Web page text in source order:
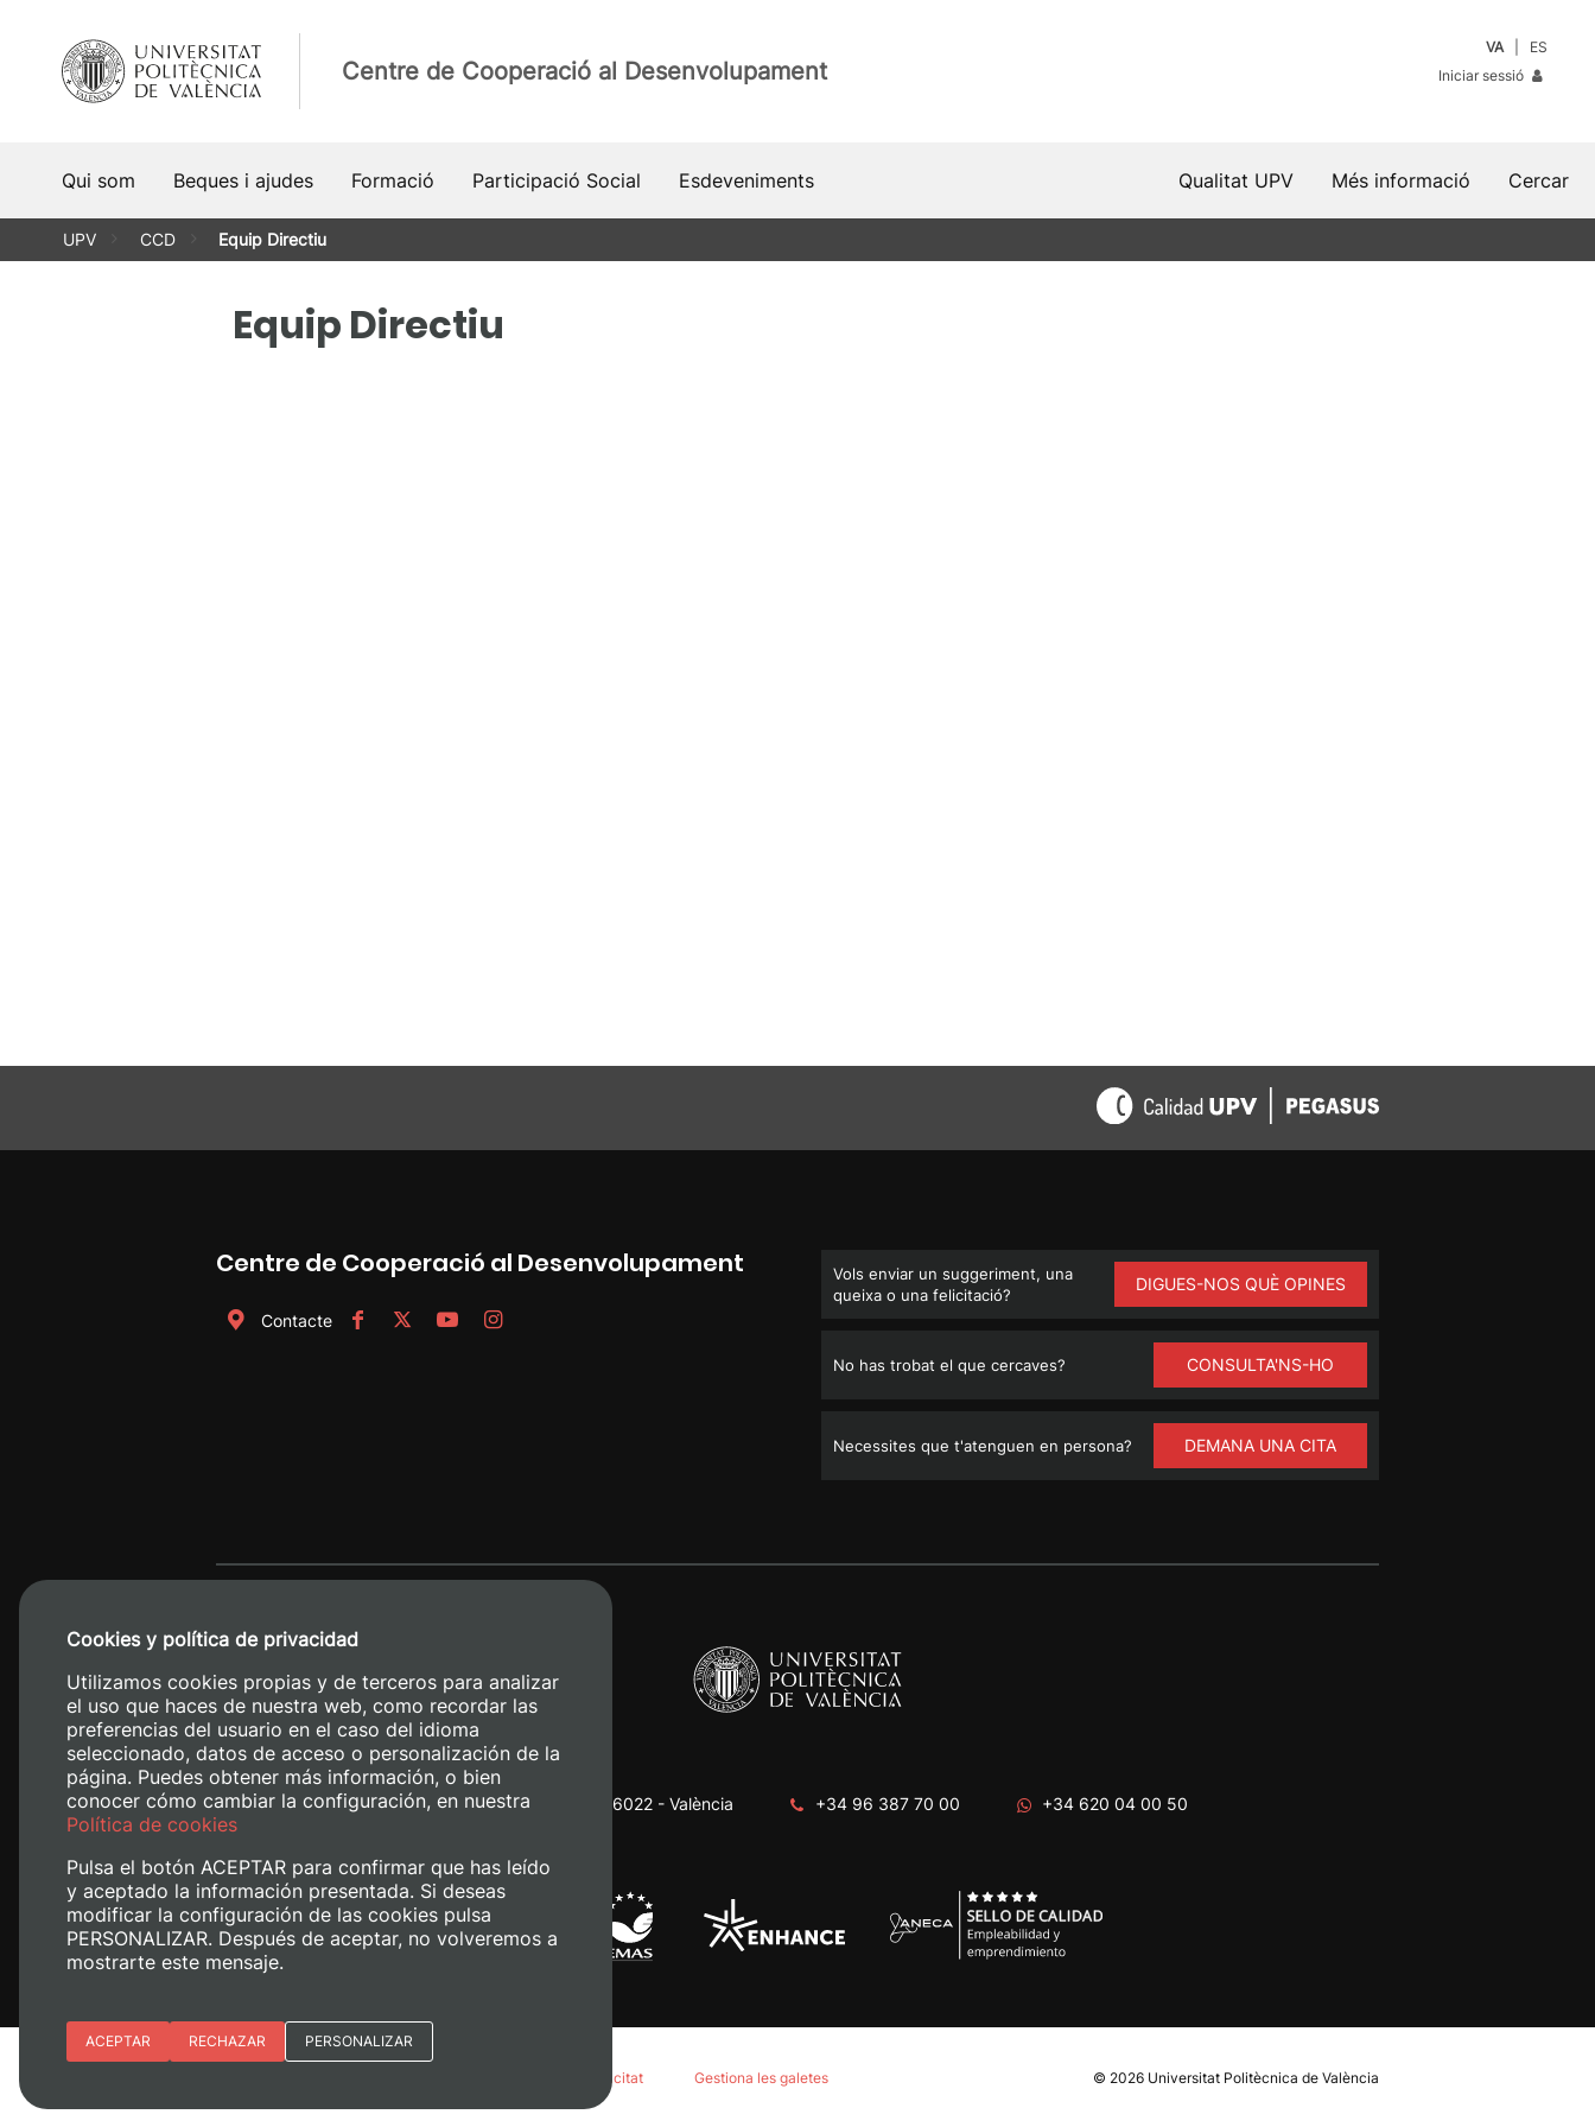
contingut
Centre de Cooperació al Desenvolupament
VA
ES
Iniciar sessió
Qui som Beques i ajudes Formació Participació Social Esdeveniments Cercar
Més informació
Qualitat UPV
UPV CCD Equip Directiu
Equip Directiu
Centre de Cooperació al Desenvolupament
Contacte
Vols enviar un suggeriment, una
queixa o una felicitació?
DIGUES-NOS QUÈ OPINES
No has trobat el que cercaves? CONSULTA'NS-HO
Necessites que t'atenguen en persona? DEMANA UNA CITA
Camino de Vera, s/n. 46022 - València +34 96 387 70 00 +34 620 04 00 50
Política de privacitat Gestiona les galetes © 2026 Universitat Politècnica de València
Cookies y política de privacidad
Utilizamos cookies propias y de terceros para analizar
el uso que haces de nuestra web, como recordar las
preferencias del usuario en el caso del idioma
seleccionado, datos de acceso o personalización de la
página. Puedes obtener más información, o bien
conocer cómo cambiar la configuración, en nuestra
Política de cookies
Pulsa el botón ACEPTAR para confirmar que has leído
y aceptado la información presentada. Si deseas
modificar la configuración de las cookies pulsa
PERSONALIZAR. Después de aceptar, no volveremos a
mostrarte este mensaje.
Esenciales
ACEPTAR RECHAZAR PERSONALIZAR